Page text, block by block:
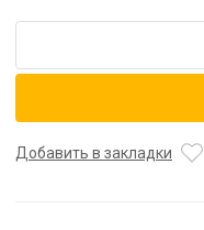
STOUT
30
Добавить в закладки